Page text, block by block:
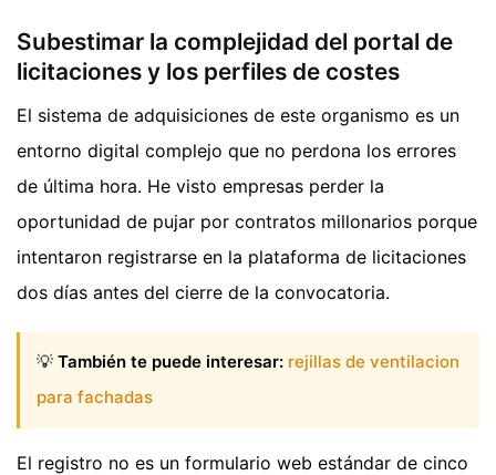
Subestimar la complejidad del portal de
licitaciones y los perfiles de costes
El sistema de adquisiciones de este organismo es un
entorno digital complejo que no perdona los errores
de última hora. He visto empresas perder la
oportunidad de pujar por contratos millonarios porque
intentaron registrarse en la plataforma de licitaciones
dos días antes del cierre de la convocatoria.
💡 También te puede interesar: rejillas de ventilacion
para fachadas
El registro no es un formulario web estándar de cinco